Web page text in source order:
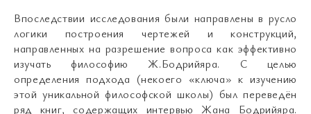
Впоследствии исследования были направлены в русло
логики построения чертежей и конструкций,
направленных на разрешение вопроса как эффективно
изучать философию Ж.Бодрийяра. С целью
определения подхода (некоего «ключа» к изучению
этой уникальной философской школы) был переведён
ряд книг, содержащих интервью Жана Бодрийяра.